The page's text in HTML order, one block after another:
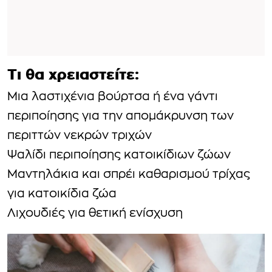
Τι θα χρειαστείτε:
Μια λαστιχένια βούρτσα ή ένα γάντι
περιποίησης για την απομάκρυνση των
περιττών νεκρών τριχών
Ψαλίδι περιποίησης κατοικίδιων ζώων
Μαντηλάκια και σπρέι καθαρισμού τρίχας
για κατοικίδια ζώα
Λιχουδιές για θετική ενίσχυση